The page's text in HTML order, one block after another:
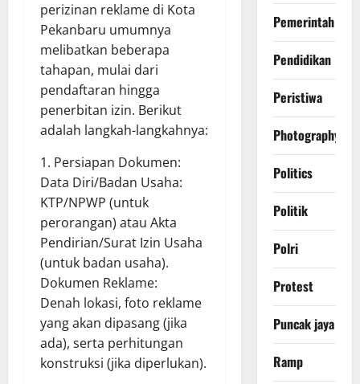
perizinan reklame di Kota
Pekanbaru umumnya
melibatkan beberapa
tahapan, mulai dari
pendaftaran hingga
penerbitan izin. Berikut
adalah langkah-langkahnya:
1. Persiapan Dokumen:
Data Diri/Badan Usaha:
KTP/NPWP (untuk
perorangan) atau Akta
Pendirian/Surat Izin Usaha
(untuk badan usaha).
Dokumen Reklame:
Denah lokasi, foto reklame
yang akan dipasang (jika
ada), serta perhitungan
konstruksi (jika diperlukan).
Pemerintah
Pendidikan
Peristiwa
Photography
Politics
Politik
Polri
Protest
Puncak jaya
Ramp